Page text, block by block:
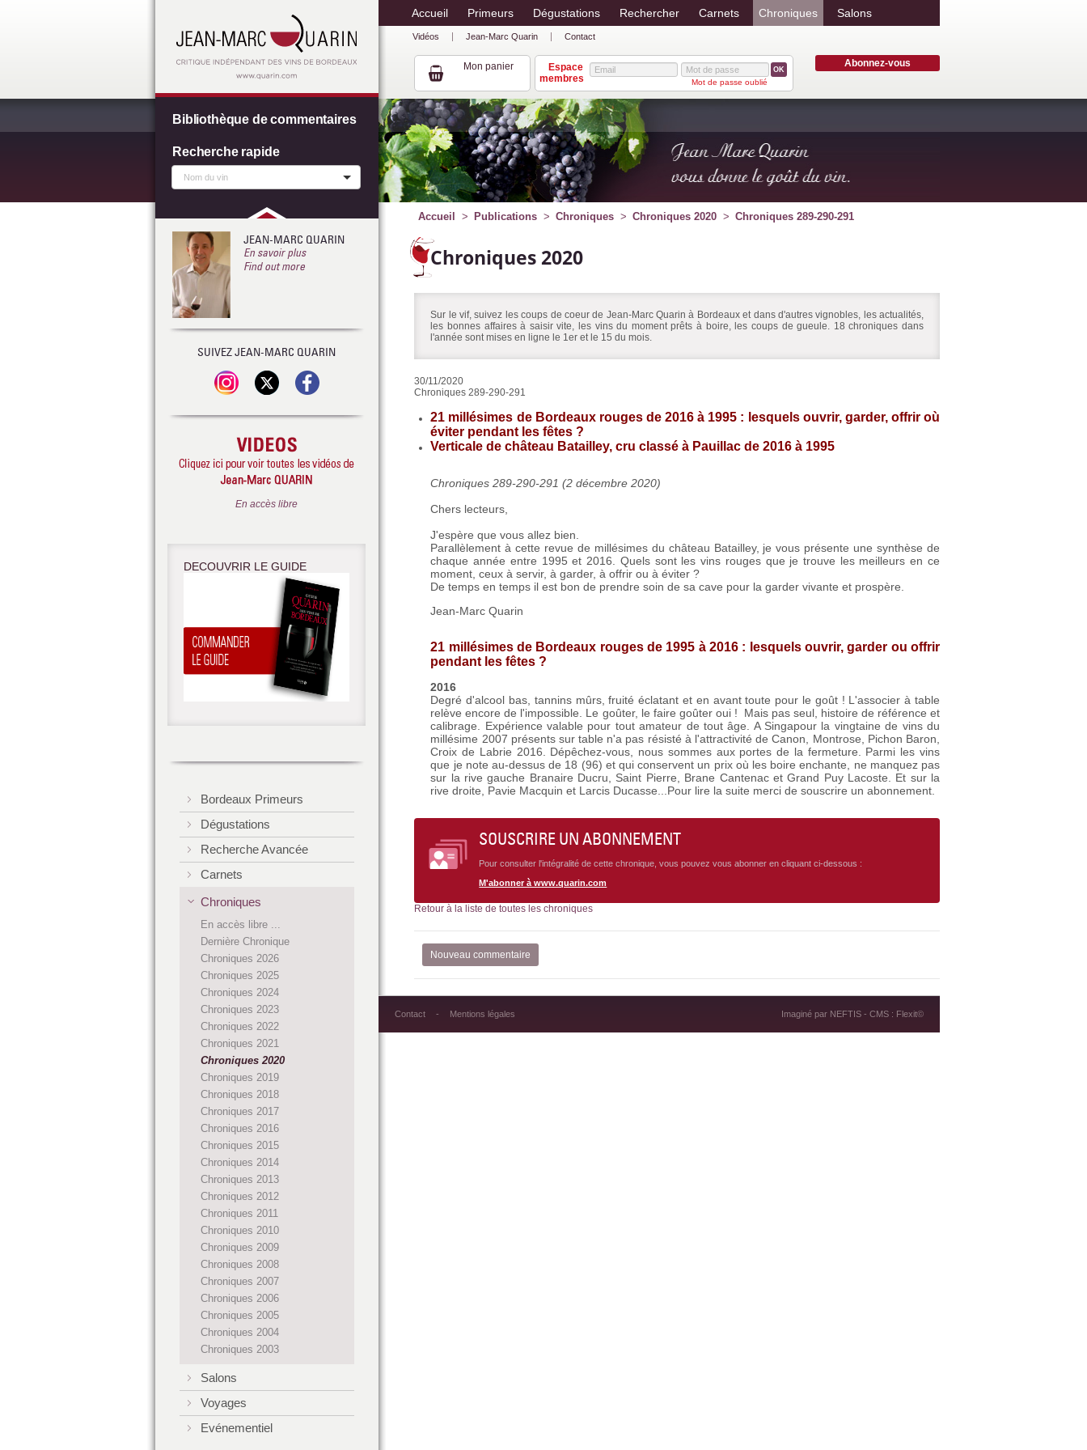
Accueil Primeurs Dégustations Rechercher Carnets Chroniques Salons
Vidéos Jean-Marc Quarin Contact
Mon panier Abonnez-vous
OK
Mot de passe oublié
Espace
membres
Accueil Publications Chroniques Chroniques 2020 Chroniques 289-290-291
Chroniques 2020
Sur le vif, suivez les coups de coeur de Jean-Marc Quarin à Bordeaux et dans d'autres vignobles, les actualités,
les bonnes affaires à saisir vite, les vins du moment prêts à boire, les coups de gueule. 18 chroniques dans
l'année sont mises en ligne le 1er et le 15 du mois.
30/11/2020
Chroniques 289-290-291
21 millésimes de Bordeaux rouges de 2016 à 1995 : lesquels ouvrir, garder, offrir où
éviter pendant les fêtes ?
Verticale de château Batailley, cru classé à Pauillac de 2016 à 1995
Chroniques 289-290-291 (2 décembre 2020)
Chers lecteurs,
J'espère que vous allez bien.
Parallèlement à cette revue de millésimes du château Batailley, je vous présente une synthèse de
chaque année entre 1995 et 2016. Quels sont les vins rouges que je trouve les meilleurs en ce
moment, ceux à servir, à garder, à offrir ou à éviter ?
De temps en temps il est bon de prendre soin de sa cave pour la garder vivante et prospère.
Jean-Marc Quarin
21 millésimes de Bordeaux rouges de 1995 à 2016 : lesquels ouvrir, garder ou offrir
pendant les fêtes ?
2016
Degré d'alcool bas, tannins mûrs, fruité éclatant et en avant toute pour le goût ! L'associer à table
relève encore de l'impossible. Le goûter, le faire goûter oui ! Mais pas seul, histoire de référence et
calibrage. Expérience valable pour tout amateur de tout âge. A Singapour la vingtaine de vins du
millésime 2007 présents sur table n'a pas résisté à l'attractivité de Canon, Montrose, Pichon Baron,
Croix de Labrie 2016. Dépêchez-vous, nous sommes aux portes de la fermeture. Parmi les vins
que je note au-dessus de 18 (96) et qui conservent un prix où les boire enchante, ne manquez pas
sur la rive gauche Branaire Ducru, Saint Pierre, Brane Cantenac et Grand Puy Lacoste. Et sur la
rive droite, Pavie Macquin et Larcis Ducasse...Pour lire la suite merci de souscrire un abonnement.
SOUSCRIRE UN ABONNEMENT
Pour consulter l'intégralité de cette chronique, vous pouvez vous abonner en cliquant ci-dessous :
M'abonner à www.quarin.com
Retour à la liste de toutes les chroniques
Nouveau commentaire
Contact Mentions légales Imaginé par NEFTIS- CMS : Flexit©
Bibliothèque de commentaires
Recherche rapide
JEAN-MARC QUARIN
En savoir plus
Find out more
SUIVEZ JEAN-MARC QUARIN
En accès libre
DECOUVRIR LE GUIDE
Bordeaux Primeurs
Dégustations
Recherche Avancée
Carnets
Chroniques
En accès libre ...
Dernière Chronique
Chroniques 2026
Chroniques 2025
Chroniques 2024
Chroniques 2023
Chroniques 2022
Chroniques 2021
Chroniques 2020
Chroniques 2019
Chroniques 2018
Chroniques 2017
Chroniques 2016
Chroniques 2015
Chroniques 2014
Chroniques 2013
Chroniques 2012
Chroniques 2011
Chroniques 2010
Chroniques 2009
Chroniques 2008
Chroniques 2007
Chroniques 2006
Chroniques 2005
Chroniques 2004
Chroniques 2003
Salons
Voyages
Evénementiel